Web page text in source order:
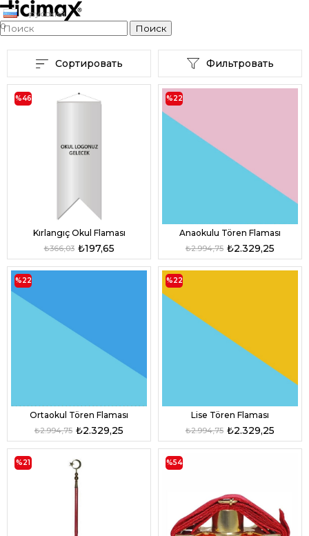
русский
0
Фильтровать
Сортировать
Kırlangıç Okul Flaması
₺197,65
₺366,03
%46
Anaokulu Tören Flaması
₺2.329,25
₺2.994,75
%22
Ortaokul Tören Flaması
₺2.329,25
₺2.994,75
%22
Lise Tören Flaması
₺2.329,25
₺2.994,75
%22
%21 %54